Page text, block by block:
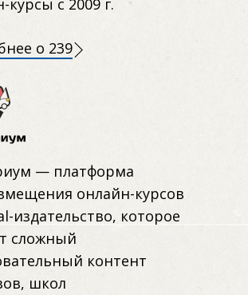
курсы с 2009 г.
— платформа
онлайн-курсов
издательство, которое
сложный
контент
школ
о 239